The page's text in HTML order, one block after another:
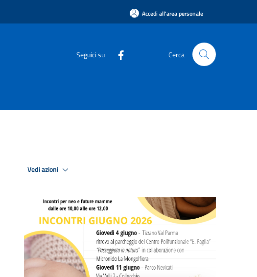
Accedi all'area personale
Seguici su Cerca
Vedi azioni